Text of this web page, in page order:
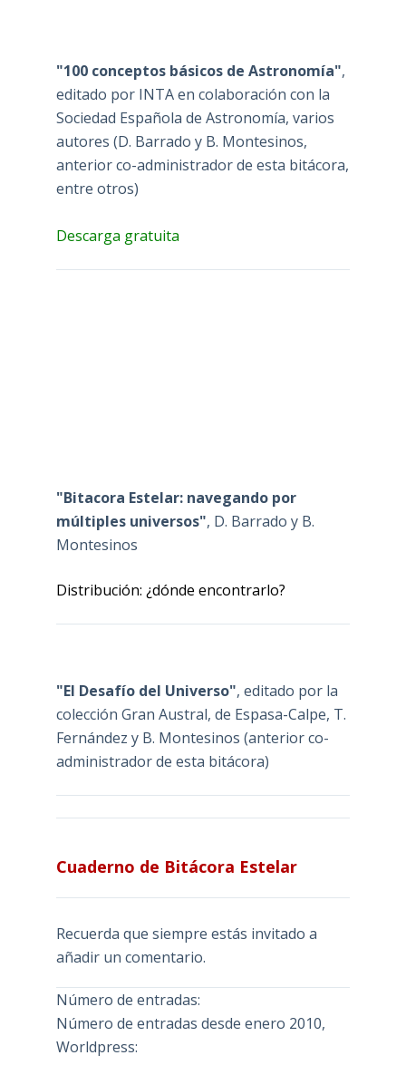
"100 conceptos básicos de Astronomía",
editado por INTA en colaboración con la
Sociedad Española de Astronomía, varios
autores (D. Barrado y B. Montesinos,
anterior co-administrador de esta bitácora,
entre otros)
Descarga gratuita
"Bitacora Estelar: navegando por
múltiples universos", D. Barrado y B.
Montesinos
Distribución: ¿dónde encontrarlo?
"El Desafío del Universo", editado por la
colección Gran Austral, de Espasa-Calpe, T.
Fernández y B. Montesinos (anterior co-
administrador de esta bitácora)
Cuaderno de Bitácora Estelar
Recuerda que siempre estás invitado a
añadir un comentario.
Número de entradas:
Número de entradas desde enero 2010,
Worldpress: